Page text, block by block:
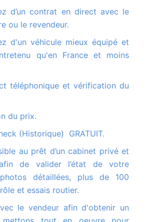
ou le revendeur.
qu'en France et moins
du prix.
(Historique) GRATUIT.
de valider l’état de votre
détaillées, plus de 100
et essais routier.